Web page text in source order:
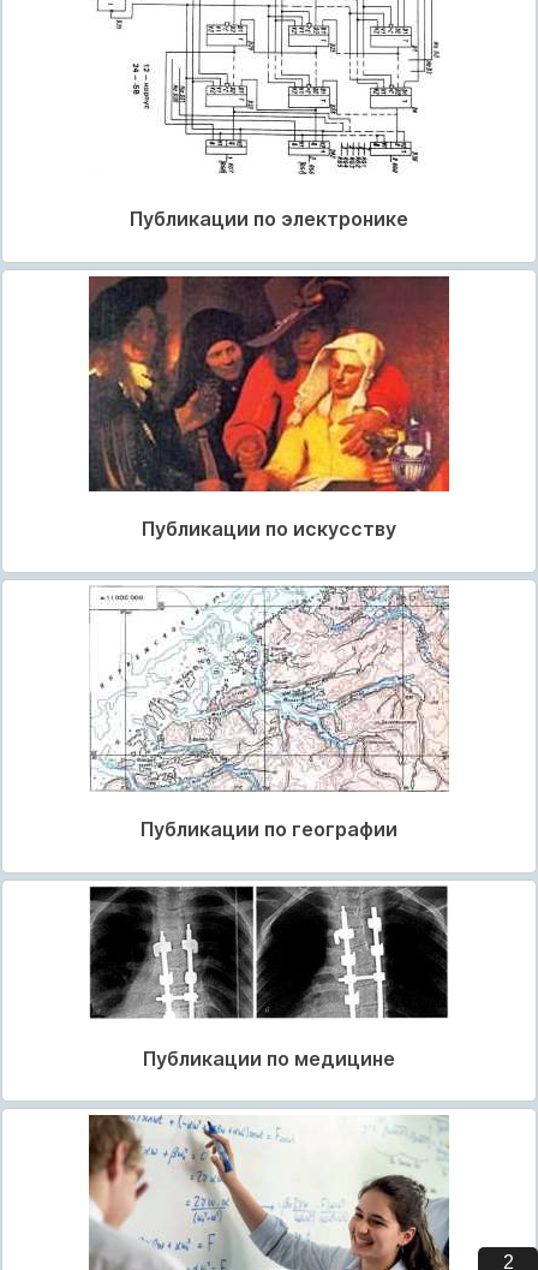
Публикации по электронике
Публикации по искусству
Публикации по географии
Публикации по медицине
1